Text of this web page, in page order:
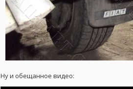
Ну и обещанное видео: